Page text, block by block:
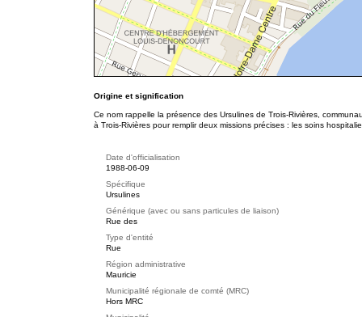
Origine et signification
Ce nom rappelle la présence des Ursulines de Trois-Rivières,
à Trois-Rivières pour remplir deux missions précises : les soins
Date d'officialisation
1988-06-09
Spécifique
Ursulines
Générique (avec ou sans particules de liaison)
Rue des
Type d'entité
Rue
Région administrative
Mauricie
Municipalité régionale de comté (MRC)
Hors MRC